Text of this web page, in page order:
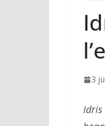
3
Idris